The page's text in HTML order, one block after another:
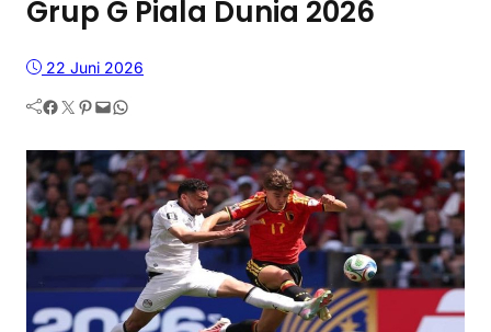
Grup G Piala Dunia 2026
22 Juni 2026
Facebook Twitter Pinterest Mail WhatsApp